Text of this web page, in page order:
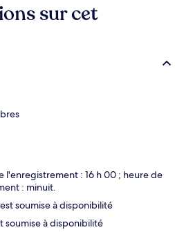
sur cet
l'enregistrement : 16 h 00 ; heure de
: minuit.
soumise à disponibilité
soumise à disponibilité